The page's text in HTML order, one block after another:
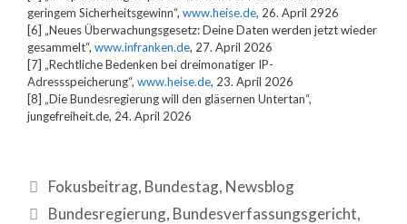
geringem Sicherheitsgewinn“, www.heise.de, 26. April 2926
[6] „Neues Überwachungsgesetz: Deine Daten werden jetzt wieder
gesammelt“, www.infranken.de, 27. April 2026
[7] „Rechtliche Bedenken bei dreimonatiger IP-
Adressspeicherung“, www.heise.de, 23. April 2026
[8] „Die Bundesregierung will den gläsernen Untertan“,
jungefreiheit.de, 24. April 2026
Fokusbeitrag, Bundestag, Newsblog
Bundesregierung, Bundesverfassungsgericht,